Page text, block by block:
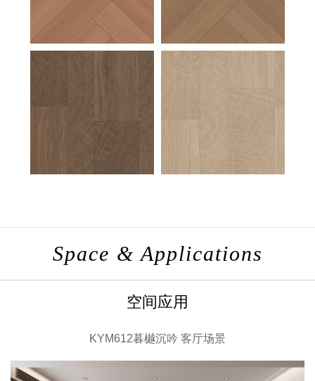
Space & Applications
空间应用
KYM612暮樾沉吟 客厅场景